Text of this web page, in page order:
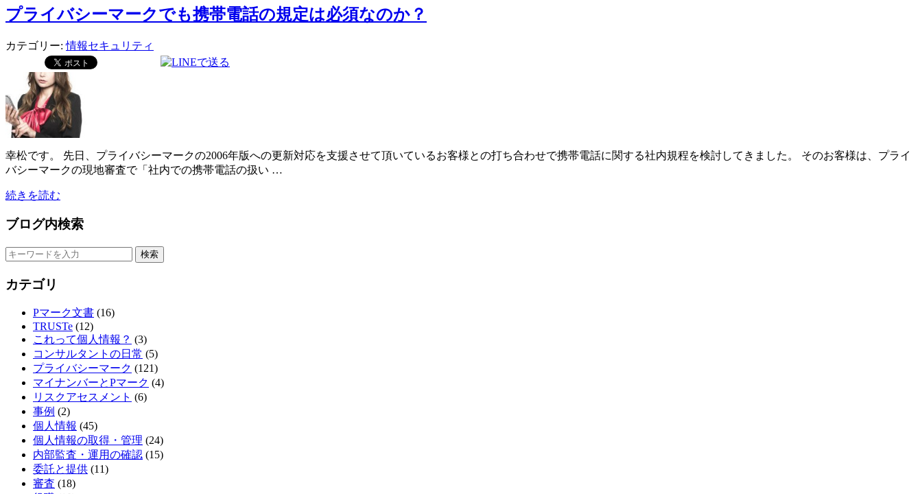
プライバシーマークでも携帯電話の規定は必須なのか？
カテゴリー: 情報セキュリティ
幸松です。 先日、プライバシーマークの2006年版への更新対応を支援させて頂いているお客様との打ち合わせで携帯電話に関する社内規程を検討してきました。 そのお客様は、プライ
バシーマークの現地審査で「社内での携帯電話の扱い …
続きを読む
ブログ内検索
カテゴリ
Pマーク文書 (16)
TRUSTe (12)
これって個人情報？ (3)
コンサルタントの日常 (5)
プライバシーマーク (121)
マイナンバーとPマーク (4)
リスクアセスメント (6)
事例 (2)
個人情報 (45)
個人情報の取得・管理 (24)
内部監査・運用の確認 (15)
委託と提供 (11)
審査 (18)